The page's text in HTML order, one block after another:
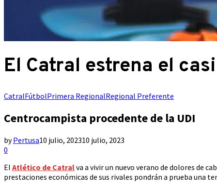
El Catral estrena el
CatralFútbolPrimera RegionalRegional Preferente
Centrocampista procedente de la UDI
byPertusa10 julio, 202310 julio, 2023
0
El Atlético de Catralva a vivir un nuevo verano de dolores de
prestaciones económicas de sus rivales pondrán a prueba una